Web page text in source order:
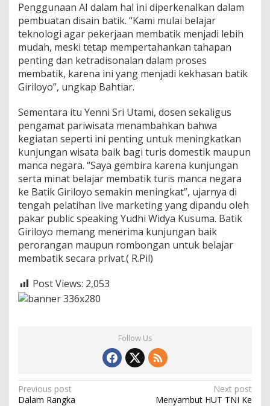
Penggunaan AI dalam hal ini diperkenalkan dalam
pembuatan disain batik. “Kami mulai belajar
teknologi agar pekerjaan membatik menjadi lebih
mudah, meski tetap mempertahankan tahapan
penting dan ketradisonalan dalam proses
membatik, karena ini yang menjadi kekhasan batik
Giriloyo”, ungkap Bahtiar.
Sementara itu Yenni Sri Utami, dosen sekaligus
pengamat pariwisata menambahkan bahwa
kegiatan seperti ini penting untuk meningkatkan
kunjungan wisata baik bagi turis domestik maupun
manca negara. “Saya gembira karena kunjungan
serta minat belajar membatik turis manca negara
ke Batik Giriloyo semakin meningkat”, ujarnya di
tengah pelatihan live marketing yang dipandu oleh
pakar public speaking Yudhi Widya Kusuma. Batik
Giriloyo memang menerima kunjungan baik
perorangan maupun rombongan untuk belajar
membatik secara privat.( R.Pil)
Post Views: 2,053
Follow Us
P
Previous post
Dalam Rangka
Next post
Menyambut HUT TNI Ke